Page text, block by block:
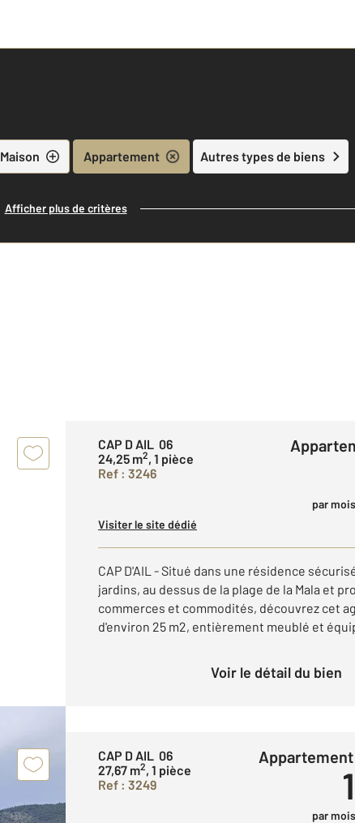
Maison Appartement Autres types de biens
Afficher plus de critères
CAP D AIL 06
24,25 m2, 1 pièce
Ref : 3246
par
Visiter le site dédié
CAP D'AIL - Situé dans une résidence
jardins, au dessus de la plage de la Mala et
commerces et commodités, découvrez cet
d'environ 25 m2, entièrement meublé et
Voir le détail du bien
CAP D AIL 06
27,67 m2, 1 pièce
Ref : 3249
par